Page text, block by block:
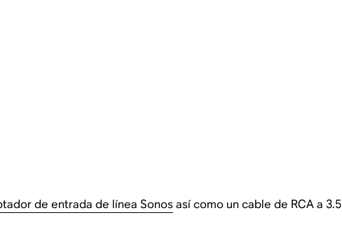
de entrada de línea Sonosasí como un cable de RCA a 3.5